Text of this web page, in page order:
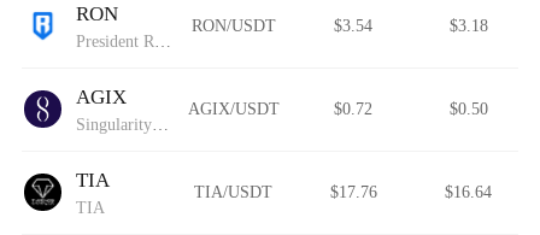
RON RON/USDT $3.54 $3.18
AGIX AGIX/USDT $0.72 $0.50
TIA
TIA
TIA/USDT $17.76 $16.64